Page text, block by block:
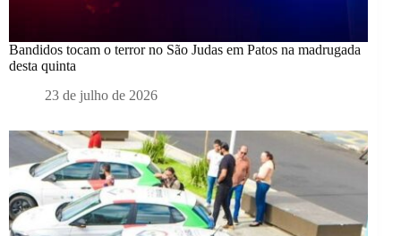
Bandidos tocam o terror no São Judas em Patos na madrugada
desta quinta
23 de julho de 2026